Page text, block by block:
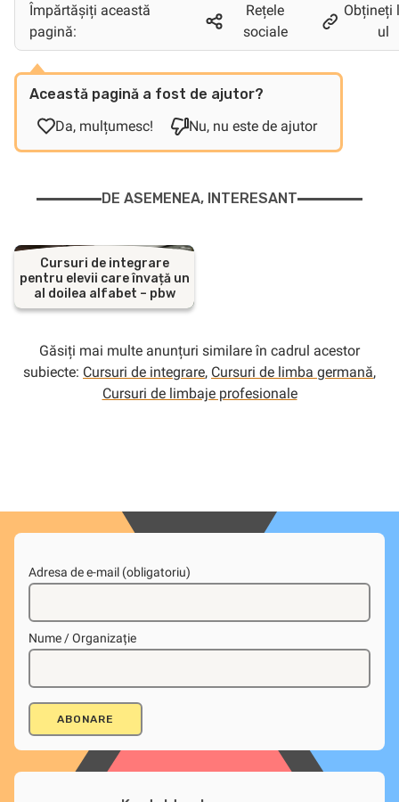
Împărtășiți această
pagină:
Rețele
sociale
Obțineți
ul
Această pagină a fost de ajutor?
Da, mulțumesc!
Nu, nu este de ajutor
DE ASEMENEA, INTERESANT
Cursuri de integrare
pentru elevii care învață un
al doilea alfabet – pbw
Găsiți mai multe anunțuri similare în cadrul acestor
subiecte: Cursuri de integrare, Cursuri de limba germană,
Cursuri de limbaje profesionale
Adresa de e-mail (obligatoriu)
Nume / Organizație